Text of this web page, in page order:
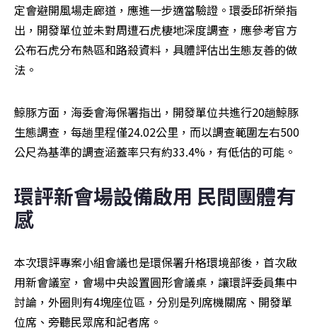
定會避開風場走廊道，應進一步適當驗證。環委邱祈榮指
出，開發單位並未對周遭石虎棲地深度調查，應參考官方
公布石虎分布熱區和路殺資料，具體評估出生態友善的做
法。
鯨豚方面，海委會海保署指出，開發單位共進行20趟鯨豚
生態調查，每趟里程僅24.02公里，而以調查範圍左右500
公尺為基準的調查涵蓋率只有約33.4%，有低估的可能。
環評新會場設備啟用 民間團體有
感
本次環評專案小組會議也是環保署升格環境部後，首次啟
用新會議室，會場中央設置圓形會議桌，讓環評委員集中
討論，外圈則有4塊座位區，分別是列席機關席、開發單
位席、旁聽民眾席和記者席。